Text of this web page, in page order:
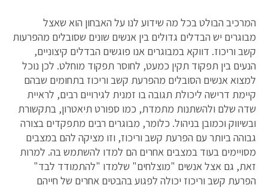
המרכיב הבולט בכל מה שידוע לנו על האבחון הוא שאצל
מבוגרים יש הבדלים גדולים בין אנשים שונים שסובלים מהפרעות
קשב וריכוז. דווקא במבוגרים אנו פוגשים הבדלים קיצוניים,
הנעים בין תפקוד תקין כמעט, לחוסר תפקוד מוחלט. לכן נוכל
למצוא אנשים הסובלים מהפרעת קשב וריכוז בתחומים שבהם
קיימת דרישה ליכולת תגובה בו זמנית לגירויים רבים, לראיית
שדה שלם ולהשתנות מתמדת, כמו ספורט תיאטרון, בתקשורת
ובשיווק וכמובן בניהול. כלומר, מבוגרים רבים מתפקדים בצורה
גבוהה ביותר עם הפרעת קשב וריכוז, וזו מציקה להם במצבים
מסויימים בעוד במצבים אחרים הם למדו להשתמש בה. למרות
זאת, גם אצל אנשים "מוצלחים" שלמדו "להתמודד לבד"
הפרעת קשב וריכוז יכולה לפגוע בהבטים אחרים של חייהם